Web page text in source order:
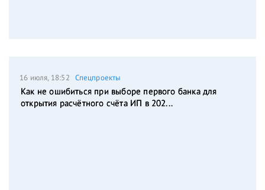
16 июля, 18:52 Спецпроекты
Как не ошибиться при выборе первого банка для
открытия расчётного счёта ИП в 202...